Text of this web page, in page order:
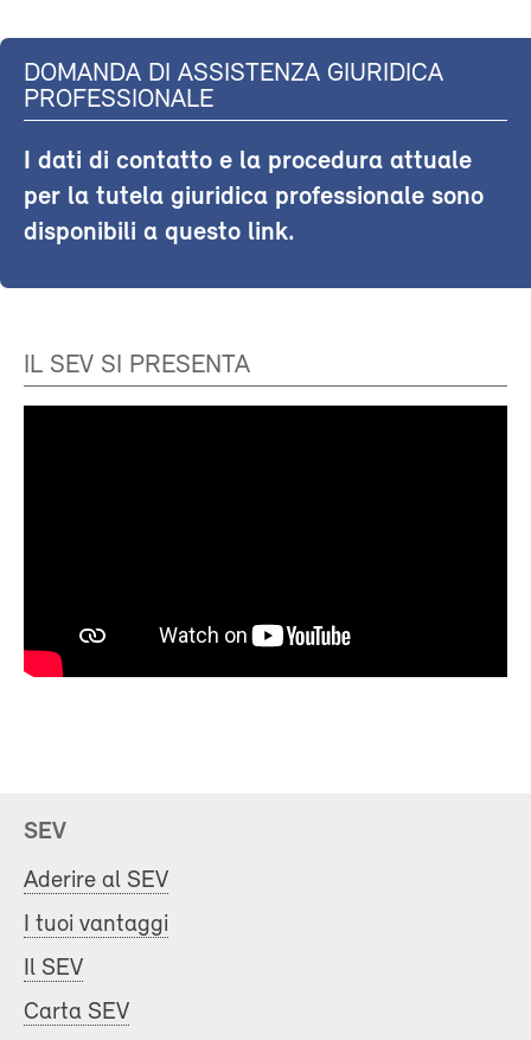
DOMANDA DI ASSISTENZA GIURIDICA
PROFESSIONALE
I dati di contatto e la procedura attuale
per la tutela giuridica professionale sono
disponibili a questo link.
IL SEV SI PRESENTA
SEV
Aderire al SEV
I tuoi vantaggi
Il SEV
Carta SEV